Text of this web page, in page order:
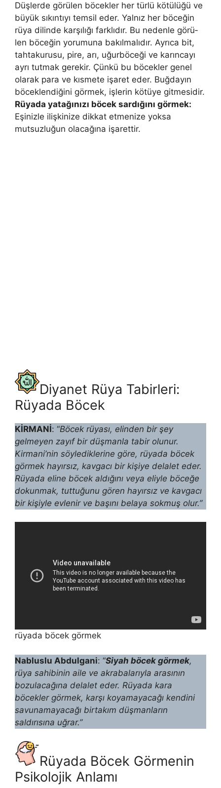
Düşlerde görülen böcekler her türlü kötülüğü ve
büyük sıkıntıyı temsil eder. Yal­nız her böceğin
rüya dilinde karşılığı farklıdır. Bu nedenle görü­
len böceğin yorumuna bakılmalıdır. Ayrıca bit,
tahtakurusu, pi­re, arı, uğurböceği ve karıncayı
ayrı tutmak gerekir. Çünkü bu böcekler genel
olarak para ve kısmete işaret eder. Buğdayın
böceklendiğini görmek, işlerin kötüye gitmesidir.
Rüyada yatağınızı böcek sardığını görmek:
Eşinizle ilişkinize dikkat etmenize yoksa
mutsuzluğun olacağına işarettir.
Diyanet Rüya Tabirleri:
Rüyada Böcek
KİRMANİ: “Böcek rüyası, elinden bir şey
gelmeyen zayıf bir düşmanla tabir olunur.
Kirmani’nin söylediklerine göre, rüyada böcek
görmek hayır­sız, kavgacı bir kişiye delalet eder.
Rüyada eline böcek aldığını veya eliyle böceğe
dokunmak, tuttuğunu gören hayırsız ve kavgacı
bir kişiyle evlenir ve başını belaya sokmuş olur.”
rüyada böcek görmek
Nabluslu Abdulgani: “Siyah böcek görmek,
rüya sahibinin aile ve akrabala­rıyla arasının
bozulacağına delalet eder. Rüyada kara
böcekler görmek, karşı koyamayacağı kendini
savunamayacağı birtakım düşman­ların
saldırısına uğrar.”
Rüyada Böcek Görmenin
Psikolojik Anlamı